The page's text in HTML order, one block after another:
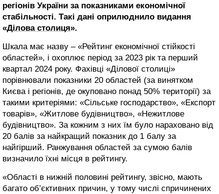
регіонів України за показниками економічної
стабільності. Такі дані оприлюднило видання
«Ділова столиця».
Шкала має назву – «Рейтинг економічної стійкості
областей», і охоплює період за 2023 рік та перший
квартал 2024 року. Фахівці «Ділової столиці»
порівнювали показники 20 областей (за винятком
Києва і регіонів, де окуповано понад 50% території) за
такими критеріями: «Сільське господарство», «Експорт
товарів», «Житлове будівництво», «Нежитлове
будівництво». За кожним з них їм було нараховано від
20 балів за найкращий показник до 1 балу за
найгірший. Ранжування областей за сумою балів
визначило їхні місця в рейтингу.
«Області в нижній половині рейтингу, звісно, мають
багато об’єктивних причин, у тому числі спричинених